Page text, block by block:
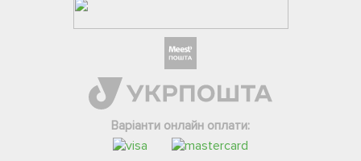
Варіанти онлайн оплати:
Телеграм
Вайбер